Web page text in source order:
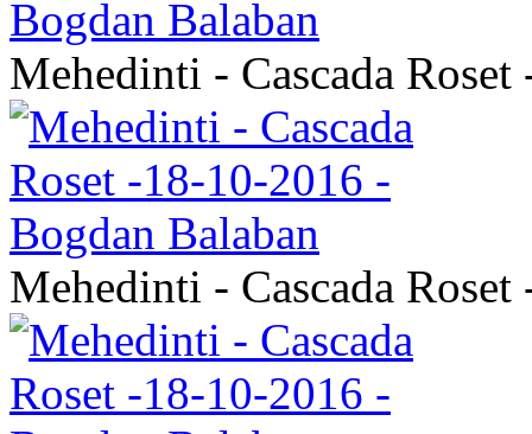
Mehedinti - Cascada
Mehedinti - Cascada